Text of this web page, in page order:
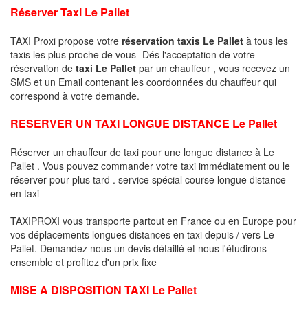
Réserver Taxi Le Pallet
TAXI Proxi propose votre réservation taxis Le Pallet à tous les
taxis les plus proche de vous -Dés l'acceptation de votre
réservation de taxi Le Pallet par un chauffeur , vous recevez un
SMS et un Email contenant les coordonnées du chauffeur qui
correspond à votre demande.
RESERVER UN TAXI LONGUE DISTANCE Le Pallet
Réserver un chauffeur de taxi pour une longue distance à Le
Pallet . Vous pouvez commander votre taxi immédiatement ou le
réserver pour plus tard . service spécial course longue distance
en taxi
TAXIPROXI vous transporte partout en France ou en Europe pour
vos déplacements longues distances en taxi depuis / vers Le
Pallet. Demandez nous un devis détaillé et nous l'étudirons
ensemble et profitez d'un prix fixe
MISE A DISPOSITION TAXI Le Pallet